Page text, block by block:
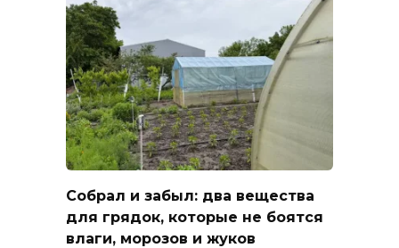
Собрал и забыл: два вещества
для грядок, которые не боятся
влаги, морозов и жуков